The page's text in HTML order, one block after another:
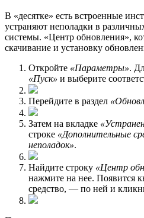
В «десятке» есть встроенные
устраняют неполадки в
системы. «Центр обновления»,
скачивание и установку
Откройте «Параметры».
«Пуск» и выберите
Перейдите в раздел
Затем на вкладке
строке «Дополнительные
неполадок».
Найдите строку «Центр
нажмите на нее. Появится
средство, — по ней и